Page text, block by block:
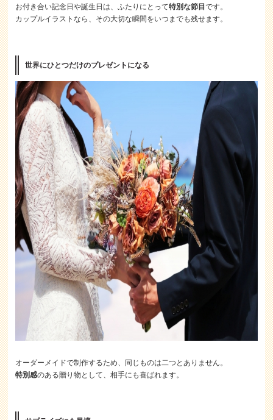
お付き合い記念日や誕生日は、ふたりにとって特別な節目です。
カップルイラストなら、その大切な瞬間をいつまでも残せます。
世界にひとつだけのプレゼントになる
オーダーメイドで制作するため、同じものは二つとありません。
特別感のある贈り物として、相手にも喜ばれます。